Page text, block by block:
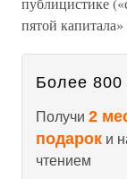
пятой
Более 800
Получи 2
подарок и
чтением